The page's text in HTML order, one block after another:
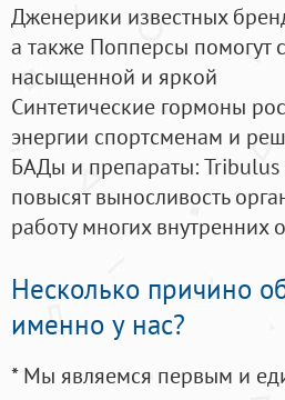
Дженерики известных
а также Попперсы помогут
насыщенной и яркой
Синтетические гормоны
энергии спортсменам и
БАДы и препараты:
повысят выносливость
работу многих внутренних
Несколько причино
именно у нас?
* Мы являемся первым и